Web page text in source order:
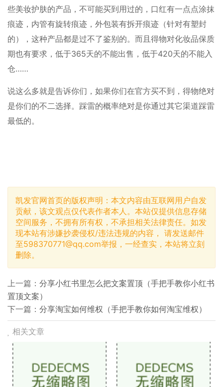
些美妆护肤的产品，不可能买到用过的，口红有一点点涂抹
痕迹，内管有旋转痕迹，外包装有拆开痕迹（针对有塑封
的），这种产品都是过不了鉴别的。而且得物对化妆品保质
期也有要求，低于365天的不能出售，低于420天的不能入
仓……
说这么多就是告诉你们，如果你们在官方买不到，得物绝对
是你们的不二选择。踩雷的概率绝对是你通过其它渠道踩雷
最低的。
凯发官网首页的版权声明：本文内容由互联网用户自发
贡献，该文观点仅代表作者本人。本站仅提供信息存储
空间服务，不拥有所有权，不承担相关法律责任。如发
现本站有涉嫌抄袭侵权/违法违规的内容， 请发送邮件
至598370771@qq.com举报，一经查实，本站将立刻
删除。
上一篇： 分享小红书里怎么把文案置顶（手把手教你小红书
置顶文案）
下一篇： 分享淘宝如何维权（手把手教你如何淘宝维权）
相关文章